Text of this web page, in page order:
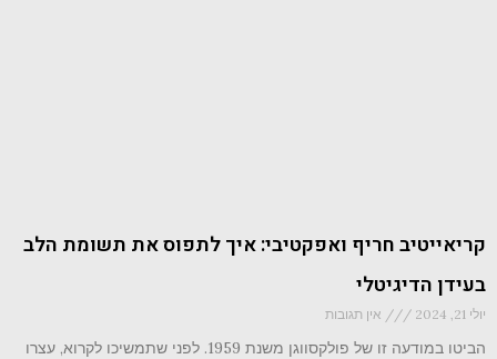
קריאייטיב חריף ואפקטיבי: איך לתפוס את תשומת הלב
בעידן הדיגיטלי
יולי 21, 2024 אין תגובות
הביטו במודעה זו של פולקסווגן משנת 1959. לפני שתמשיכו לקרוא, עצרו